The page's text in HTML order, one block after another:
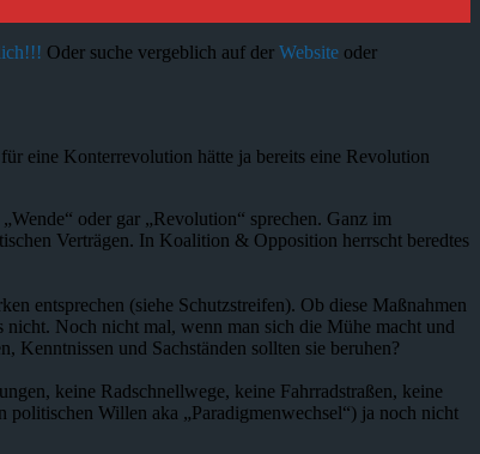
Oder suche vergeblich auf der Website oder
eine Konterrevolution hätte ja bereits eine Revolution
oder gar „Revolution“ sprechen. Ganz im
Verträgen. In Koalition & Opposition herrscht beredtes
entsprechen (siehe Schutzstreifen). Ob diese Maßnahmen
Noch nicht mal, wenn man sich die Mühe macht und
Kenntnissen und Sachständen sollten sie beruhen?
keine Radschnellwege, keine Fahrradstraßen, keine
Willen aka „Paradigmenwechsel“) ja noch nicht